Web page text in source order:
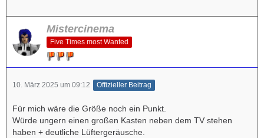
Mistercinema
Five Times most Wanted
10. März 2025 um 09:12 Offizieller Beitrag
Für mich wäre die Größe noch ein Punkt.
Würde ungern einen großen Kasten neben dem TV stehen
haben + deutliche Lüftergeräusche.